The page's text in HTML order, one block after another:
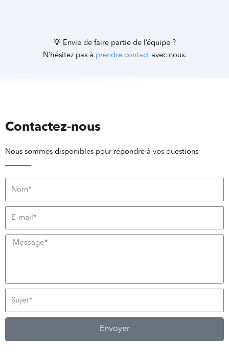
💡 Envie de faire partie de l’équipe ?
N’hésitez pas à prendre contactavec nous.
Contactez-nous
Nous sommes disponibles pour répondre à vos questions
Envoyer